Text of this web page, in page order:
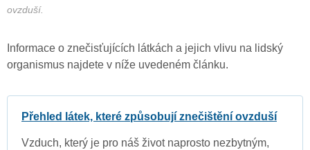
ovzduší.
Informace o znečisťujících látkách a jejich vlivu na lidský
organismus najdete v níže uvedeném článku.
Přehled látek, které způsobují znečištění ovzduší
Vzduch, který je pro náš život naprosto nezbytným,